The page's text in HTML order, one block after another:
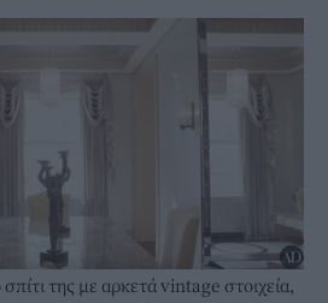
της με αρκετά vintage στοιχεία,